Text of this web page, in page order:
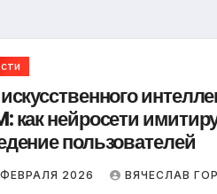
как нейросети
пользователей
2026 ВЯЧЕСЛАВ